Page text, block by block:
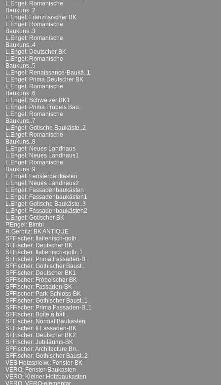
L.Engel: Romanische
Baukuns..2
L.Engel: Französischer BK
L.Engel: Romanische
Baukuns..3
L.Engel: Romanische
Baukuns..4
L.Engel: Deutscher BK
L.Engel: Romanische
Baukuns..5
L.Engel: Renaissance-Baukä..1
L.Engel: Prima Deutscher BK
L.Engel: Romanische
Baukuns..6
L.Engel: Schweizer BK1
L.Engel: Prima Fröbels Bau..
L.Engel: Romanische
Baukuns..7
L.Engel: Gotische Baukäste..2
L.Engel: Romanische
Baukuns..8
L.Engel: Neues Landhaus
L.Engel: Neues Landhaus1
L.Engel: Romanische
Baukuns..9
L.Engel: Fensterbaukasten
L.Engel: Neues Landhaus2
L.Engel: Fassadenbaukästen
L.Engel: Fassadenbaukästen1
L.Engel: Gotische Baukäste..3
L.Engel: Fassadenbaukästen2
L.Engel: Gotischer BK
P.Engel: Bimbi
R.Gerbitz: BK ANTIQUE
SFFischer: Italienisch-goth..
SFFischer: Deutscher BK
SFFischer: Italienisch-goth..1
SFFischer: Prima Fassaden-B..
SFFischer: Gothischer Baust..
SFFischer: Deutscher BK1
SFFischer: Fröbelscher BK
SFFischer: Fassaden-BK
SFFischer: Park-Schloss-BK
SFFischer: Gothischer Baust..1
SFFischer: Prima Fassaden-B..1
SFFischer: Boîte à bâti..
SFFischer: Normal Baukasten
SFFischer: ff Fassaden-BK
SFFischer: Deutscher BK2
SFFischer: Jubiläums-BK
SFFischer: Architecture Bri..
SFFischer: Gothischer Baust..2
VEB Holzspielw.: Fenster-BK
VERO: Fenster-Baukasten
VERO: Kleiner Holzbaukasten
VERO: VERO-elementar